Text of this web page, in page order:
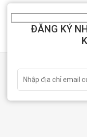
ĐĂNG KÝ